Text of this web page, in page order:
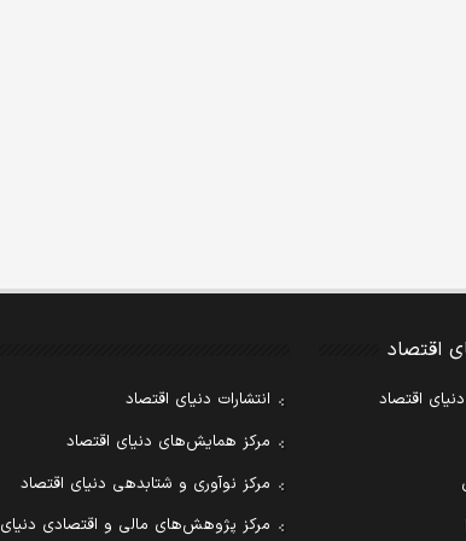
اقتصاد
اقتصاد
انتشارات دنیای اقتصاد
مرکز همایش‌های دنیای اقتصاد
مرکز نوآوری و شتابدهی دنیای اقتصاد
مرکز پژوهش‌های مالی و اقتصادی دنیای